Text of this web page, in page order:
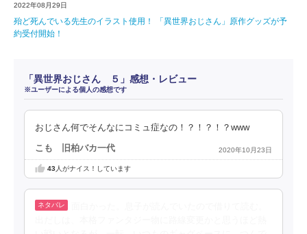
2022年08月29日
殆ど死んでいる先生のイラスト使用！ 「異世界おじさん」原作グッズが予
約受付開始！
「異世界おじさん ５」感想・レビュー
※ユーザーによる個人の感想です
おじさん何でそんなにコミュ症なの！？！？！？www
こも 旧柏バカ一代 2020年10月23日
43人がナイス！しています